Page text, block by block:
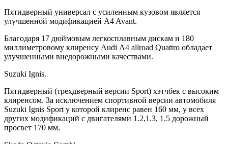
Пятидверный универсал с усиленным кузовом является
улучшенной модификацией A4 Avant.
Благодаря 17 дюймовым легкосплавным дискам и 180
миллиметровому клиренсу Audi А4 allroad Quattro обладает
улучшенными внедорожными качествами.
Suzuki Ignis.
Пятидверный (трехдверный версии Sport) хэтчбек с высоким
клиренсом. За исключением спортивной версии автомобиля
Suzuki Ignis Sport у которой клиренс равен 160 мм, у всех
других модификаций с двигателями 1.2,1.3, 1.5 дорожный
просвет 170 мм.